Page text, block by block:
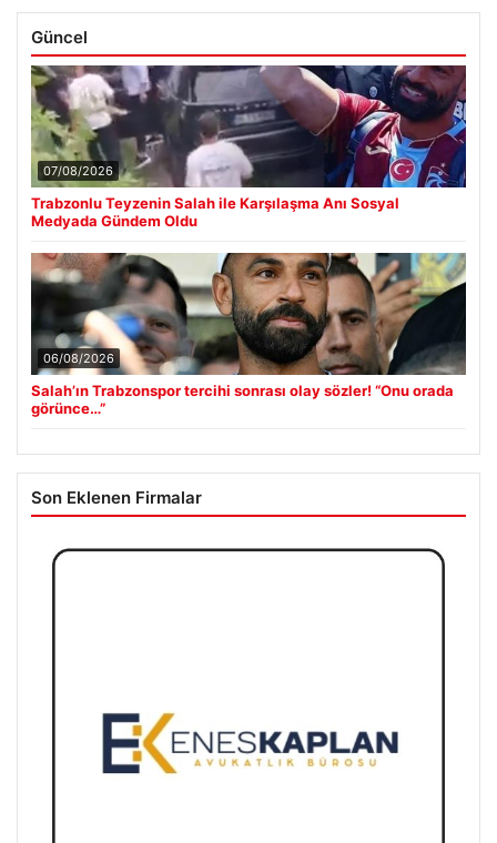
Güncel
07/08/2026
Trabzonlu Teyzenin Salah ile Karşılaşma Anı Sosyal
Medyada Gündem Oldu
06/08/2026
Salah’ın Trabzonspor tercihi sonrası olay sözler! “Onu orada
görünce…”
Son Eklenen Firmalar